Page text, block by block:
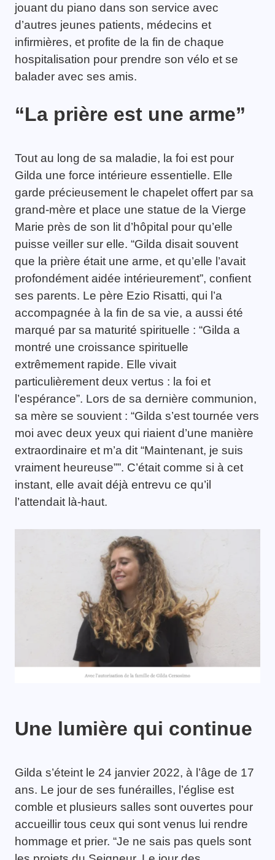
jouant du piano dans son service avec
d’autres jeunes patients, médecins et
infirmières, et profite de la fin de chaque
hospitalisation pour prendre son vélo et se
balader avec ses amis.
“La prière est une arme”
Tout au long de sa maladie, la foi est pour
Gilda une force intérieure essentielle. Elle
garde précieusement le chapelet offert par sa
grand-mère et place une statue de la Vierge
Marie près de son lit d’hôpital pour qu’elle
puisse veiller sur elle. “Gilda disait souvent
que la prière était une arme, et qu’elle l’avait
profondément aidée intérieurement”, confient
ses parents. Le père Ezio Risatti, qui l’a
accompagnée à la fin de sa vie, a aussi été
marqué par sa maturité spirituelle : “Gilda a
montré une croissance spirituelle
extrêmement rapide. Elle vivait
particulièrement deux vertus : la foi et
l’espérance”. Lors de sa dernière communion,
sa mère se souvient : “Gilda s’est tournée vers
moi avec deux yeux qui riaient d’une manière
extraordinaire et m’a dit “Maintenant, je suis
vraiment heureuse””. C’était comme si à cet
instant, elle avait déjà entrevu ce qu’il
l’attendait là-haut.
Une lumière qui continue
Gilda s’éteint le 24 janvier 2022, à l’âge de 17
ans. Le jour de ses funérailles, l’église est
comble et plusieurs salles sont ouvertes pour
accueillir tous ceux qui sont venus lui rendre
hommage et prier. “Je ne sais pas quels sont